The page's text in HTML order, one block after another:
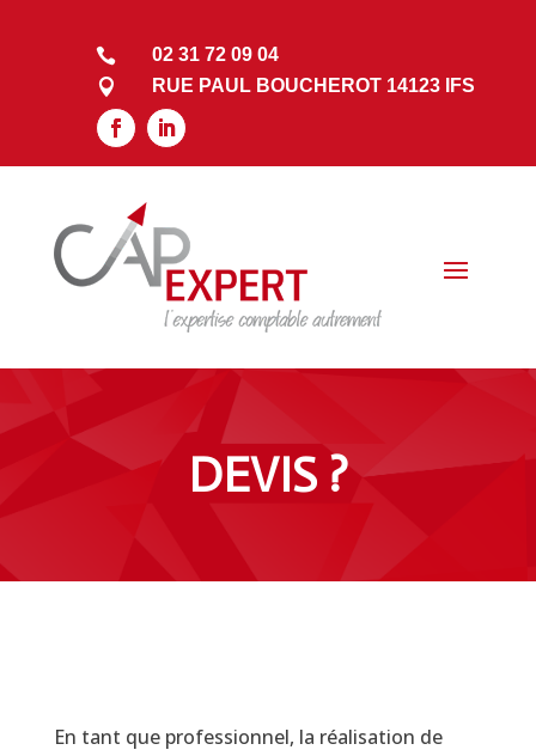

02 31 72 09 04

RUE PAUL BOUCHEROT 14123 IFS
DEVIS ?
En tant que professionnel, la réalisation de